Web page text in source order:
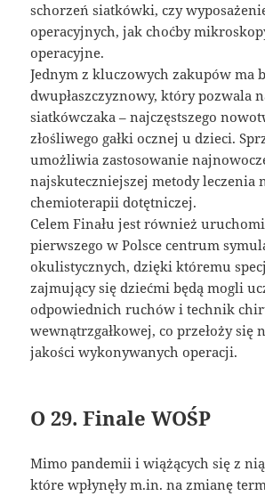
schorzeń siatkówki, czy
operacyjnych, jak choćby
operacyjne.
Jednym z kluczowych zakupów ma
dwupłaszczyznowy, który pozwala
siatkówczaka – najczęstszego
złośliwego gałki ocznej u dzieci.
umożliwia zastosowanie
najskuteczniejszej metody leczenia
chemioterapii dotętniczej.
Celem Finału jest również
pierwszego w Polsce centrum
okulistycznych, dzięki któremu
zajmujący się dziećmi będą mogli
odpowiednich ruchów i technik
wewnątrzgałkowej, co przełoży się
jakości wykonywanych operacji.
O 29. Finale WOŚP
Mimo pandemii i wiążących się z
które wpłynęły m.in. na zmianę